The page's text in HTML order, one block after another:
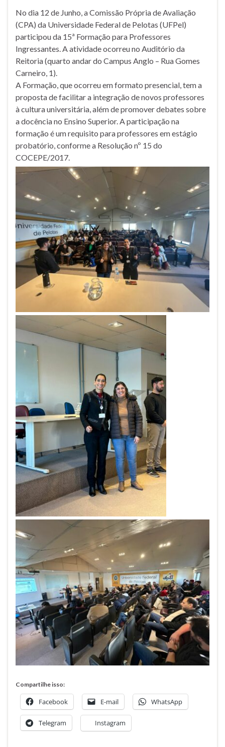
No dia 12 de Junho, a Comissão Própria de Avaliação
(CPA) da Universidade Federal de Pelotas (UFPel)
participou da 15ª Formação para Professores
Ingressantes. A atividade ocorreu no Auditório da
Reitoria (quarto andar do Campus Anglo – Rua Gomes
Carneiro, 1).
A Formação, que ocorreu em formato presencial, tem a
proposta de facilitar a integração de novos professores
à cultura universitária, além de promover debates sobre
a docência no Ensino Superior. A participação na
formação é um requisito para professores em estágio
probatório, conforme a Resolução nº 15 do
COCEPE/2017.
Compartilhe isso:
Facebook E-mail WhatsApp
Telegram Instagram